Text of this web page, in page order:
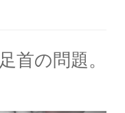
首の問題。